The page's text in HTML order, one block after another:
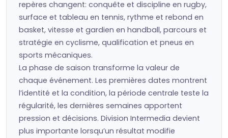
repères changent: conquête et discipline en rugby,
surface et tableau en tennis, rythme et rebond en
basket, vitesse et gardien en handball, parcours et
stratégie en cyclisme, qualification et pneus en
sports mécaniques.
La phase de saison transforme la valeur de
chaque événement. Les premières dates montrent
l’identité et la condition, la période centrale teste la
régularité, les dernières semaines apportent
pression et décisions. Division Intermedia devient
plus importante lorsqu’un résultat modifie